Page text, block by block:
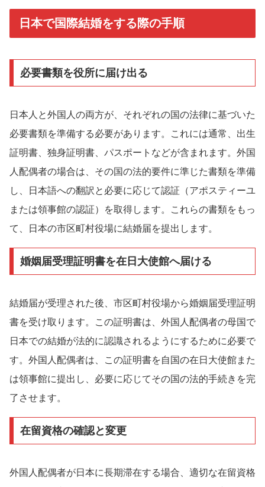
日本で国際結婚をする際の手順
必要書類を役所に届け出る
日本人と外国人の両方が、それぞれの国の法律に基づいた
必要書類を準備する必要があります。これには通常、出生
証明書、独身証明書、パスポートなどが含まれます。外国
人配偶者の場合は、その国の法的要件に準じた書類を準備
し、日本語への翻訳と必要に応じて認証（アポスティーユ
または領事館の認証）を取得します。これらの書類をもっ
て、日本の市区町村役場に結婚届を提出します。
婚姻届受理証明書を在日大使館へ届ける
結婚届が受理された後、市区町村役場から婚姻届受理証明
書を受け取ります。この証明書は、外国人配偶者の母国で
日本での結婚が法的に認識されるようにするために必要で
す。外国人配偶者は、この証明書を自国の在日大使館また
は領事館に提出し、必要に応じてその国の法的手続きを完
了させます。
在留資格の確認と変更
外国人配偶者が日本に長期滞在する場合、適切な在留資格